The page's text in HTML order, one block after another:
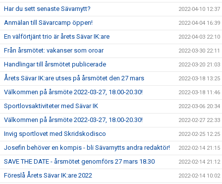
Har du sett senaste Sävarnytt? 2022-04-10 12:37
Anmälan till Sävarcamp öppen! 2022-04-04 16:39
En välförtjänt trio är årets Sävar IK:are 2022-04-03 22:10
Från årsmötet: vakanser som oroar 2022-03-30 22:11
Handlingar till årsmötet publicerade 2022-03-20 21:03
Årets Sävar IK:are utses på årsmötet den 27 mars 2022-03-18 13:25
Välkommen på årsmöte 2022-03-27, 18.00-20.30! 2022-03-18 11:46
Sportlovsaktiviteter med Sävar IK 2022-03-06 20:34
Välkommen på årsmöte 2022-03-27, 18.00-20.30! 2022-02-27 22:33
Invig sportlovet med Skridskodisco 2022-02-25 12:25
Josefin behöver en kompis - bli Sävarnytts andra redaktör! 2022-02-14 21:15
SAVE THE DATE - årsmötet genomförs 27 mars 18.30 2022-02-14 21:12
Föreslå Årets Sävar IK:are 2022 2022-02-14 10:02